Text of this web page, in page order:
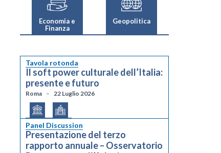
Economia e
Finanza
Geopolitica
Tavola rotonda
Il soft power culturale dell’Italia:
presente e futuro
Roma 22 Luglio 2026
Panel Discussion
Presentazione del terzo
rapporto annuale – Osservatorio